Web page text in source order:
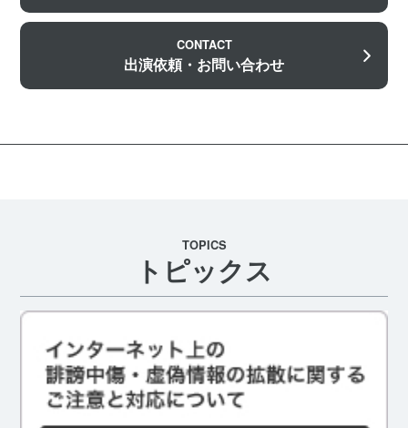
CONTACT
出演依頼・お問い合わせ
TOPICS
トピックス